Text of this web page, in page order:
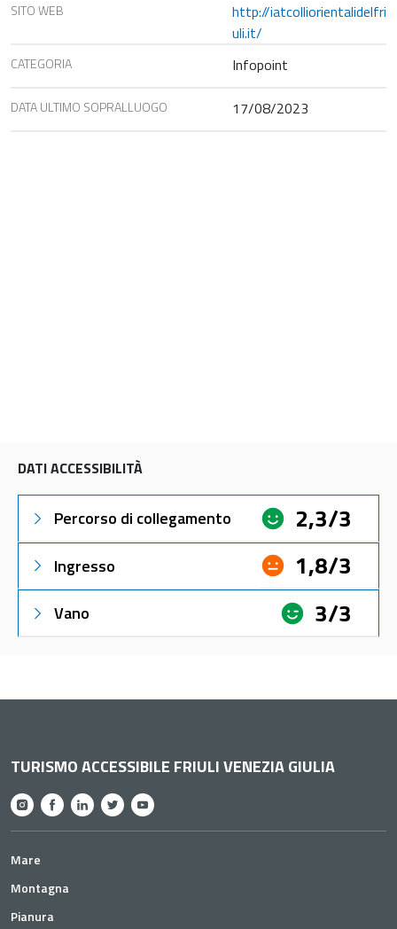
SITO WEB
http://iatcolliorientalidelfri
uli.it/
CATEGORIA Infopoint
DATA ULTIMO SOPRALLUOGO 17/08/2023
DATI ACCESSIBILITÀ
Percorso di collegamento 2,3/3
Ingresso 1,8/3
Vano 3/3
TURISMO ACCESSIBILE FRIULI VENEZIA GIULIA
Mare
Montagna
Pianura